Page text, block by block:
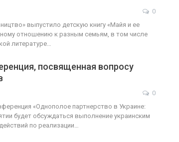
0
выпустило детскую книгу «Майя и ее
отношению к разным семьям, в том числе
литературе…
посвященная вопросу
0
«Однополое партнерство в Украине:
будет обсуждаться выполнение украинским
по реализации…